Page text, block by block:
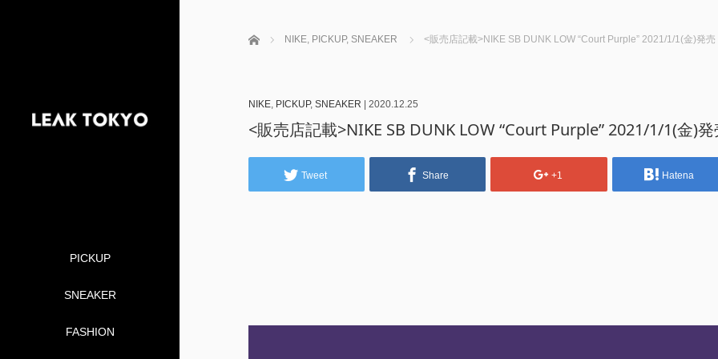
PICKUP
SNEAKER
FASHION
ホーム NIKE, PICKUP, SNEAKER <販売店記載>NIKE SB DUNK LOW “Court Purple” 2021/1/1(金)発売
NIKE, PICKUP, SNEAKER 2020.12.25
<販売店記載>NIKE SB DUNK LOW “Court Purple” 2021/1/1(金)発
Tweet Share +1 Hatena